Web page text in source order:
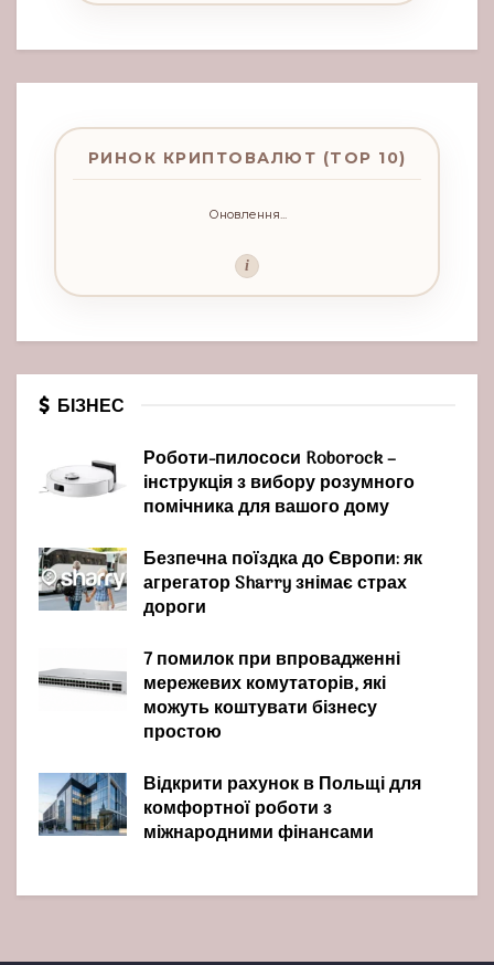
РИНОК КРИПТОВАЛЮТ (TOP 10)
Оновлення...
i
БІЗНЕС
Роботи-пилососи Roborock –
інструкція з вибору розумного
помічника для вашого дому
Безпечна поїздка до Європи: як
агрегатор Sharry знімає страх
дороги
7 помилок при впровадженні
мережевих комутаторів, які
можуть коштувати бізнесу
простою
Відкрити рахунок в Польщі для
комфортної роботи з
міжнародними фінансами